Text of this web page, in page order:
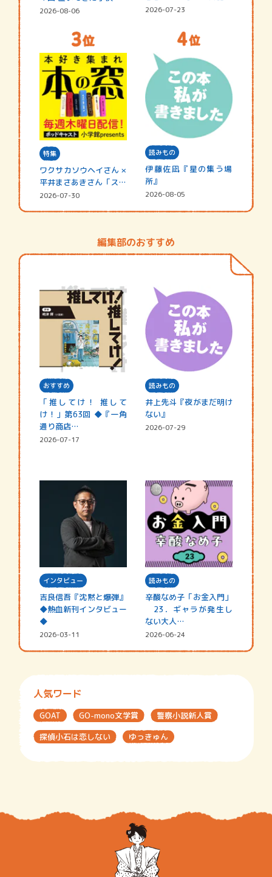
2026-08-06
☆202…
2026-07-23
特集
ワクサカソウヘイさん ×
平井まさあきさん「スペ
シャ…
2026-07-30
読みもの
伊藤佐凪『星の集う場
所』
2026-08-05
編集部のおすすめ
おすすめ
「推してけ！ 推して
け！」第63回 ◆『一角
通り商店…
2026-07-17
読みもの
井上先斗『夜がまだ明け
ない』
2026-07-29
インタビュー
吉良信吾『沈黙と爆弾』
◆熱血新刊インタビュー
◆
2026-03-11
読みもの
辛酸なめ子「お金入門」
23．ギャラが発生し
ない大人…
2026-06-24
人気ワード
GOAT GO-mono文学賞
警察小説新人賞
探偵小石は恋しない
ゆっきゅん